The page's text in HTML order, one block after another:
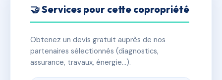
🤝 Services pour cette copropriété
Obtenez un devis gratuit auprès de nos
partenaires sélectionnés (diagnostics,
assurance, travaux, énergie…).